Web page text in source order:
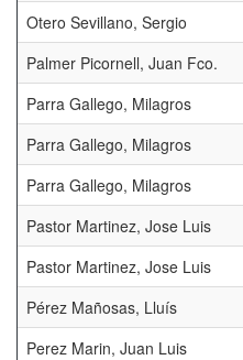
Otero Sevillano, Sergio
Palmer Picornell, Juan Fco.
Parra Gallego, Milagros
Parra Gallego, Milagros
Parra Gallego, Milagros
Pastor Martinez, Jose Luis
Pastor Martinez, Jose Luis
Pérez Mañosas, Lluís
Perez Marin, Juan Luis